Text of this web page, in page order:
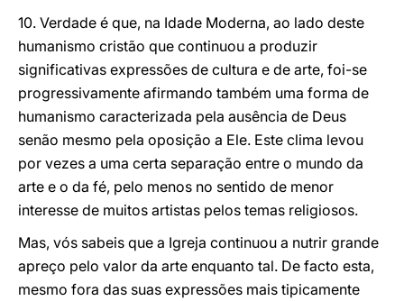
10. Verdade é que, na Idade Moderna, ao lado deste
humanismo cristão que continuou a produzir
significativas expressões de cultura e de arte, foi-se
progressivamente afirmando também uma forma de
humanismo caracterizada pela ausência de Deus
senão mesmo pela oposição a Ele. Este clima levou
por vezes a uma certa separação entre o mundo da
arte e o da fé, pelo menos no sentido de menor
interesse de muitos artistas pelos temas religiosos.
Mas, vós sabeis que a Igreja continuou a nutrir grande
apreço pelo valor da arte enquanto tal. De facto esta,
mesmo fora das suas expressões mais tipicamente